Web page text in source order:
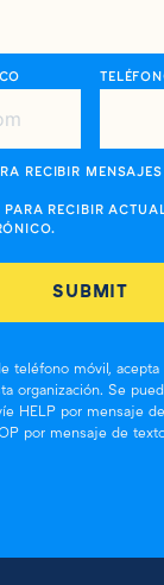
RECIBIR
PARA RECIBIR
teléfono móvil,
organización. Se
HELP por mensaje
por mensaje de